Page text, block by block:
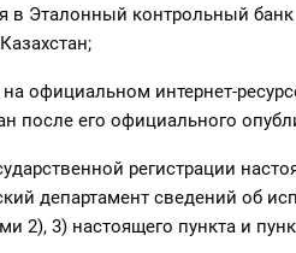
в Эталонный контрольный банк
официальном интернет-
после его официального
регистрации
департамент сведений об
2), 3) настоящего пункта и